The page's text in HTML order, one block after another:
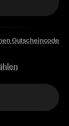
Gutscheincode